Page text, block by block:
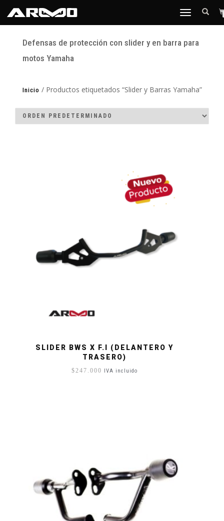
TOGGLE
Defensas de protección con slider y en barra para
motos Yamaha
Inicio / Productos etiquetados “Slider y Barras Yamaha”
SLIDER BWS X F.I (DELANTERO Y
TRASERO)
$247.000 IVA incluido